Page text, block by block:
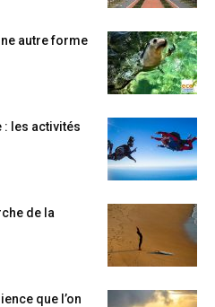
autre forme
: les activités
de la
que l’on